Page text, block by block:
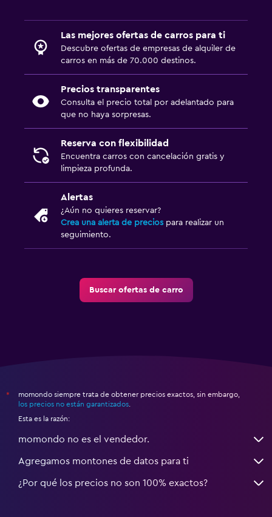
Las mejores ofertas de carros para ti
Descubre ofertas de empresas de alquiler de
carros en más de 70.000 destinos.
Precios transparentes
Consulta el precio total por adelantado para
que no haya sorpresas.
Reserva con flexibilidad
Encuentra carros con cancelación gratis y
limpieza profunda.
Alertas
¿Aún no quieres reservar?
Crea una alerta de precios para realizar un
seguimiento.
Buscar ofertas de carro
*
momondo siempre trata de obtener precios exactos, sin embargo,
los precios no están garantizados
Esta es la razón:
momondo no es el vendedor.
Agregamos montones de datos para ti
¿Por qué los precios no son 100% exactos?